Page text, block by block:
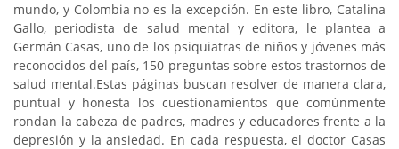
mundo, y Colombia no es la excepción. En este libro, Catalina
Gallo, periodista de salud mental y editora, le plantea a
Germán Casas, uno de los psiquiatras de niños y jóvenes más
reconocidos del país, 150 preguntas sobre estos trastornos de
salud mental.Estas páginas buscan resolver de manera clara,
puntual y honesta los cuestionamientos que comúnmente
rondan la cabeza de padres, madres y educadores frente a la
depresión y la ansiedad. En cada respuesta, el doctor Casas